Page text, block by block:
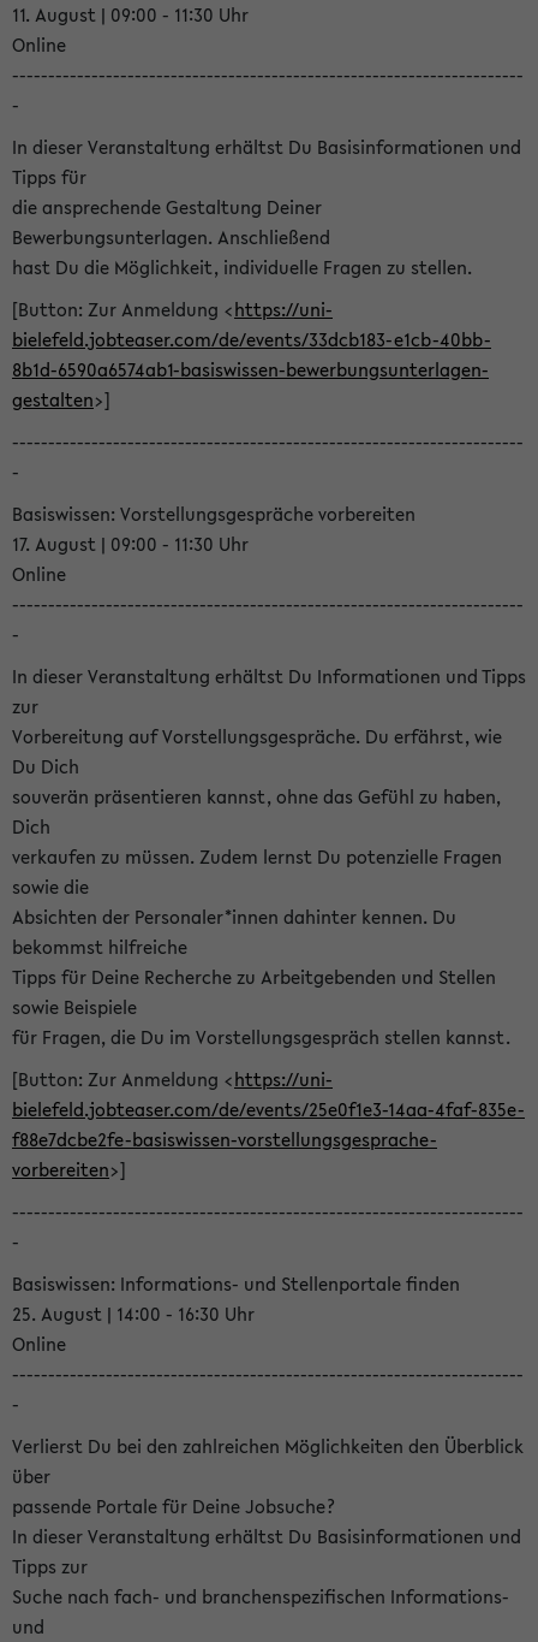
11. August | 09:00 - 11:30 Uhr
Online
-----------------------------------------------------------------------
-
In dieser Veranstaltung erhältst Du Basisinformationen und
Tipps für
die ansprechende Gestaltung Deiner
Bewerbungsunterlagen. Anschließend
hast Du die Möglichkeit, individuelle Fragen zu stellen.
[Button: Zur Anmeldung <https://uni-
bielefeld.jobteaser.com/de/events/33dcb183-e1cb-40bb-
8b1d-6590a6574ab1-basiswissen-bewerbungsunterlagen-
gestalten>]
-----------------------------------------------------------------------
-
Basiswissen: Vorstellungsgespräche vorbereiten
17. August | 09:00 - 11:30 Uhr
Online
-----------------------------------------------------------------------
-
In dieser Veranstaltung erhältst Du Informationen und Tipps
zur
Vorbereitung auf Vorstellungsgespräche. Du erfährst, wie
Du Dich
souverän präsentieren kannst, ohne das Gefühl zu haben,
Dich
verkaufen zu müssen. Zudem lernst Du potenzielle Fragen
sowie die
Absichten der Personaler*innen dahinter kennen. Du
bekommst hilfreiche
Tipps für Deine Recherche zu Arbeitgebenden und Stellen
sowie Beispiele
für Fragen, die Du im Vorstellungsgespräch stellen kannst.
[Button: Zur Anmeldung <https://uni-
bielefeld.jobteaser.com/de/events/25e0f1e3-14aa-4faf-835e-
f88e7dcbe2fe-basiswissen-vorstellungsgesprache-
vorbereiten>]
-----------------------------------------------------------------------
-
Basiswissen: Informations- und Stellenportale finden
25. August | 14:00 - 16:30 Uhr
Online
-----------------------------------------------------------------------
-
Verlierst Du bei den zahlreichen Möglichkeiten den Überblick
über
passende Portale für Deine Jobsuche?
In dieser Veranstaltung erhältst Du Basisinformationen und
Tipps zur
Suche nach fach- und branchenspezifischen Informations-
und